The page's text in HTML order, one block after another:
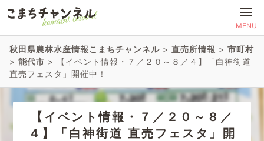
MENU
秋田県農林水産情報こまちチャンネル > 直売所情報 > 市町村
> 能代市 >
【イベント情報・７／２０～８／４】「白神街道
直売フェスタ」開催中！
【イベント情報・７／２０～８／
４】「白神街道 直売フェスタ」開